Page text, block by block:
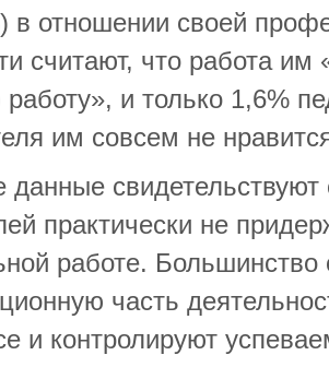
в отношении своей
считают, что работа им
и только 1,6%
им совсем не
данные
практически не
работе.
часть
и контролируют